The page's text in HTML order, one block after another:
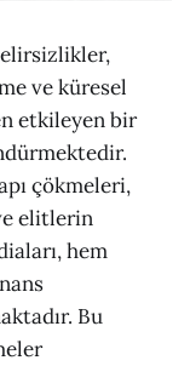
ve küresel
etkileyen bir
çökmeleri,
elitlerin
hem
Bu